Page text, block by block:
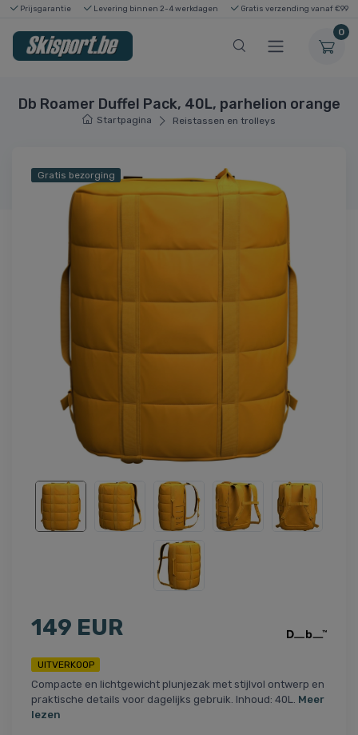
Prijsgarantie Levering binnen 2-4 werkdagen Gratis verzending vanaf €99
0
Db Roamer Duffel Pack, 40L, parhelion orange
Startpagina Reistassen en trolleys
Gratis bezorging
149 EUR
UITVERKOOP
Compacte en lichtgewicht plunjezak met stijlvol ontwerp en
praktische details voor dagelijks gebruik. Inhoud: 40L. Meer
lezen